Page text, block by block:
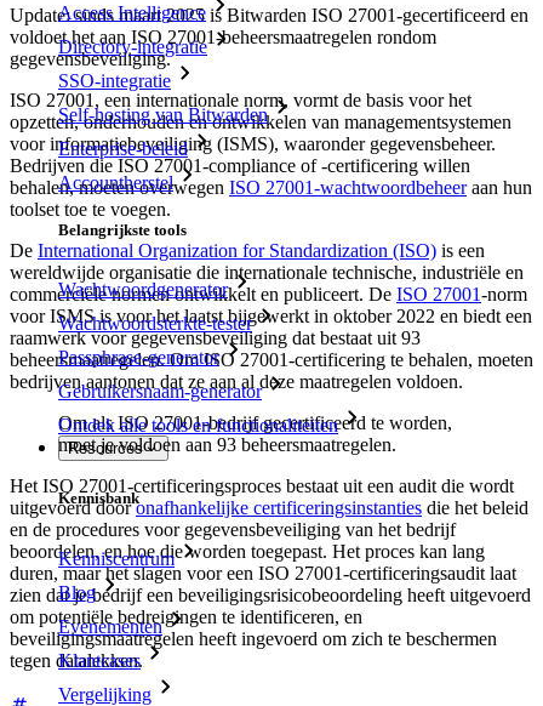
Access Intelligence
Directory-integratie
SSO-integratie
Self-hosting van Bitwarden
Enterprise-beleid
Accountherstel
Belangrijkste tools
Wachtwoordgenerator
Wachtwoordsterkte-tester
Passphrase-generator
Gebruikersnaam-generator
Ontdek alle tools en functionaliteiten
Resources
Kennisbank
Kenniscentrum
Blog
Evenementen
Klantcases
Vergelijking
Update: sinds maart 2025 is Bitwarden ISO 27001-gecertificeerd en
voldoet het aan ISO 27001-beheersmaatregelen rondom
gegevensbeveiliging.
ISO 27001, een internationale norm, vormt de basis voor het
opzetten, onderhouden en ontwikkelen van managementsystemen
voor informatiebeveiliging (ISMS), waaronder gegevensbeheer.
Bedrijven die ISO 27001-compliance of -certificering willen
behalen, moeten overwegen ISO 27001-wachtwoordbeheeraan hun
toolset toe te voegen.
De International Organization for Standardization (ISO) is een
wereldwijde organisatie die internationale technische, industriële en
commerciële normen ontwikkelt en publiceert. De ISO 27001-norm
voor ISMS is voor het laatst bijgewerkt in oktober 2022 en biedt een
raamwerk voor gegevensbeveiliging dat bestaat uit 93
beheersmaatregelen. Om ISO 27001-certificering te behalen, moeten
bedrijven aantonen dat ze aan al deze maatregelen voldoen.
Om als ISO 27001-bedrijf gecertificeerd te worden,
moet je voldoen aan 93 beheersmaatregelen.
Het ISO 27001-certificeringsproces bestaat uit een audit die wordt
uitgevoerd dooronafhankelijke certificeringsinstanties die het beleid
en de procedures voor gegevensbeveiliging van het bedrijf
beoordelen, en hoe die worden toegepast. Het proces kan lang
duren, maar het slagen voor een ISO 27001-certificeringsaudit laat
zien dat je bedrijf een beveiligingsrisicobeoordeling heeft uitgevoerd
om potentiële bedreigingen te identificeren, en
beveiligingsmaatregelen heeft ingevoerd om zich te beschermen
tegen datalekken.